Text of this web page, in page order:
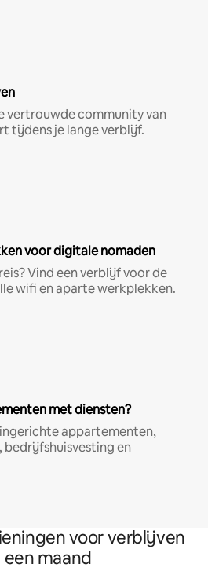
vertrouwde community van
tijdens je lange verblijf.
voor digitale nomaden
Vind een verblijf voor de
wifi en aparte werkplekken.
met diensten?
appartementen,
bedrijfshuisvesting en
voor verblijven
een maand